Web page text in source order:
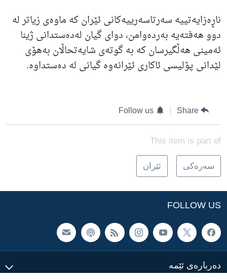
ناڕەزایەتییە سەرتاسەرییەکانی ئێران کە ماوەی زیاتر لە
دوو هەفتەیە بەردەوامن، دوای گیان لەدەستدانی ژینا
ئەمینی هەڵگیرسان کە بە گوتەی شایەتحاڵان بەهۆی
لێدانی پۆلیسی ئاکاری ئێرانەوە گیانی لە دەستداوە.
Share
Follow us
This item is part of
سه‌ره‌کی ئێران
FOLLOW US
ده‌رباره‌ی ئێمه‌